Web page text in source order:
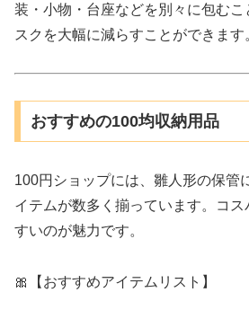
装・小物・台座などを別々に包むこ
スクを大幅に減らすことができます
おすすめの100均収納用品
100円ショップには、雛人形の保管
イテムが数多く揃っています。コ
すいのが魅力です。
🎀【おすすめアイテムリスト】